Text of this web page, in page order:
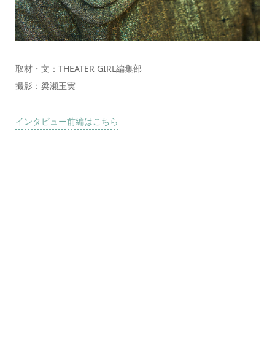
取材・文：THEATER GIRL編集部
撮影：梁瀬玉実
インタビュー前編はこちら